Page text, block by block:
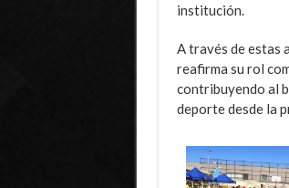
institución.
A través de estas
reafirma su rol
contribuyendo al
deporte desde la